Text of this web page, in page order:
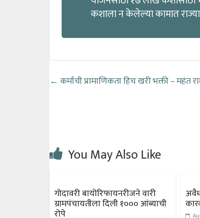
कशाला न केलेल्या कामात
← कर्माची प्रामाणिकता हिच खरी भक्ती – महंत
You May Also Like
गोदावरी बायोरिफायनरीजने वारी
ग्रामपंचायतीला दिली १००० आंब्याची
रोपे